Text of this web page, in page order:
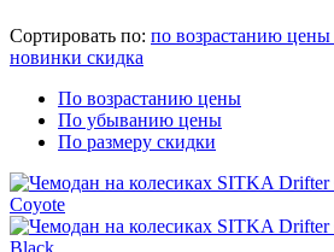
Сортировать по: по возрастанию цены
новинки скидка
По возрастанию цены
По убыванию цены
По размеру скидки